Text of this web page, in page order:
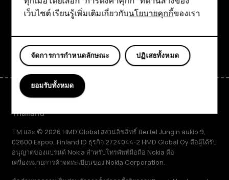
แท็บเล็ต
การสนับสนุน
FacebookInstagram
TiktokYoutubeLinkedinDiscord
Thailand
TM และ © 2026 HMD Global สงวนลิขสิทธิ์ Bertel Jungin aukio 9,
02600 Espoo, Finland ID ธุรกิจ 2724044-2 HMD Global Oy คือผู้ได้รับ
อนุญาตของแบรนด์ Nokia สำหรับโทรศัพท์มือถือ Nokia คือ
เครื่องหมายการค้าจดทะเบียนของ Nokia Corporation.
เว็บไซต์ เรียนรู้เพิ่มเติมเกี่ยวกับนโยบายคุกกี้ของเรา
ปฏิเสธทั้งหมด
จัดการการกำหนดลักษณะ
ยอมรับทั้งหมด